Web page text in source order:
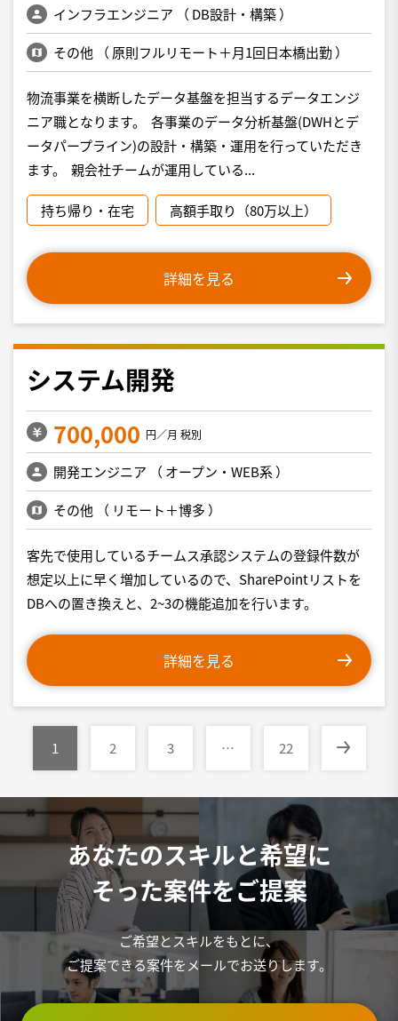
インフラエンジニア （ DB設計・構築）
その他 （ 原則フルリモート＋月1回日本橋出勤）
物流事業を横断したデータ基盤を担当するデータエンジ
ニア職となります。 各事業のデータ分析基盤(DWHとデ
ータパープライン)の設計・構築・運用を行っていただき
ます。 親会社チームが運用している...
持ち帰り・在宅 高額手取り（80万以上）
詳細を見る
システム開発
700,000 円／月 税別
開発エンジニア （ オープン・WEB系）
その他 （ リモート＋博多 ）
客先で使用しているチームス承認システムの登録件数が
想定以上に早く増加しているので、SharePointリストを
DBへの置き換えと、2~3の機能追加を行います。
詳細を見る
1 2 3 … 22
あなたのスキルと希望に
そった案件をご提案
ご希望とスキルをもとに、
ご提案できる案件をメールでお送りします。